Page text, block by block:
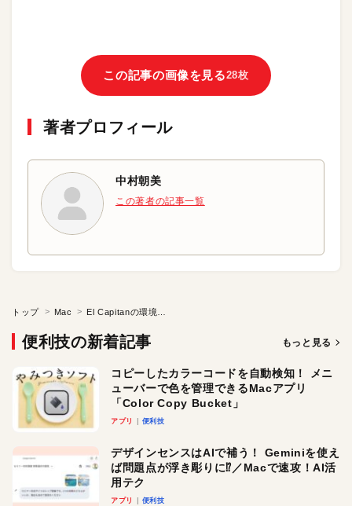
この記事の画像を見る28枚
著者プロフィール
中村朝美
この著者の記事一覧
トップ Mac
便利技の新着記事 もっと見る
コピーしたカラーコードを自動検知！ メニ
ューバーで色を管理できるMacアプリ
「Color Copy Bucket」
アプリ 便利技
デザインセンスはAIで補う！ Geminiを使え
ば問題点が浮き彫りに⁉︎／Macで速攻！AI活
用テク
アプリ 便利技